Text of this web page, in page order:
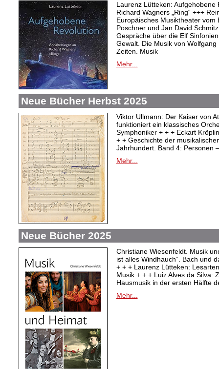
Laurenz Lütteken: Aufgehobene
Richard Wagners „Ring“ +++
Europäisches Musiktheater vom
Poschner und Jan David
Gespräche über die Elf
Gewalt. Die Musik von
Zeiten. Musik
Mehr...
Neue Bücher Herbst 2025
Viktor Ullmann: Der Kaiser von
funktioniert ein klassisches
Symphoniker + + + Eckart
+ + Geschichte der
Jahrhundert. Band 4: Personen
Mehr...
Neue Bücher 2025
Christiane Wiesenfeldt. Musik
ist alles Windhauch“. Bach und
+ + + Laurenz Lütteken:
Musik + + + Luiz Alves da Silva:
Hausmusik in der ersten Hälfte
Mehr...